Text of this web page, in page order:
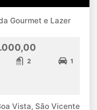
Gourmet e Lazer
2 1
Vista, São Vicente